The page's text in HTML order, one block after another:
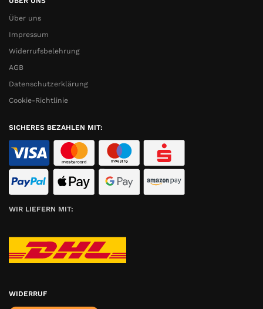
Über uns
Impressum
Widerrufsbelehrung
AGB
Datenschutzerklärung
Cookie-Richtlinie
SICHERES BEZAHLEN MIT:
WIR LIEFERN MIT:
WIDERRUF